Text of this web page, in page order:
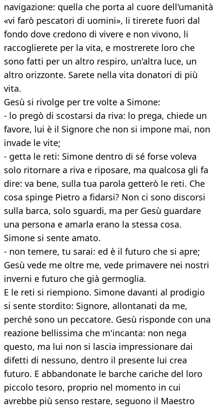
navigazione: quella che porta al cuore dell'umanità
«vi farò pescatori di uomini», li tirerete fuori dal
fondo dove credono di vivere e non vivono, li
raccoglierete per la vita, e mostrerete loro che
sono fatti per un altro respiro, un'altra luce, un
altro orizzonte. Sarete nella vita donatori di più
vita.
Gesù si rivolge per tre volte a Simone:
- lo pregò di scostarsi da riva: lo prega, chiede un
favore, lui è il Signore che non si impone mai, non
invade le vite;
- getta le reti: Simone dentro di sé forse voleva
solo ritornare a riva e riposare, ma qualcosa gli fa
dire: va bene, sulla tua parola getterò le reti. Che
cosa spinge Pietro a fidarsi? Non ci sono discorsi
sulla barca, solo sguardi, ma per Gesù guardare
una persona e amarla erano la stessa cosa.
Simone si sente amato.
- non temere, tu sarai: ed è il futuro che si apre;
Gesù vede me oltre me, vede primavere nei nostri
inverni e futuro che già germoglia.
E le reti si riempiono. Simone davanti al prodigio
si sente stordito: Signore, allontanati da me,
perché sono un peccatore. Gesù risponde con una
reazione bellissima che m'incanta: non nega
questo, ma lui non si lascia impressionare dai
difetti di nessuno, dentro il presente lui crea
futuro. E abbandonate le barche cariche del loro
piccolo tesoro, proprio nel momento in cui
avrebbe più senso restare, seguono il Maestro